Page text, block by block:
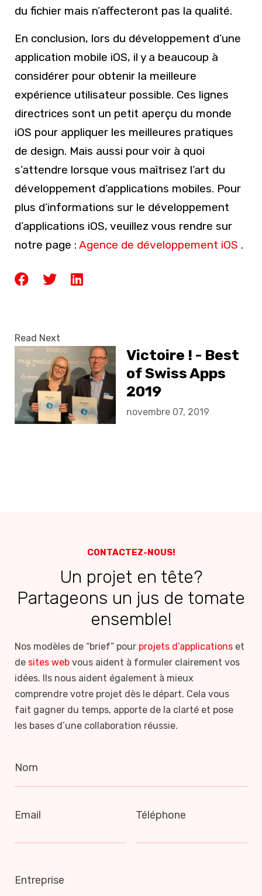
du fichier mais n’affecteront pas la qualité.
En conclusion, lors du développement d’une
application mobile iOS, il y a beaucoup à
considérer pour obtenir la meilleure
expérience utilisateur possible. Ces lignes
directrices sont un petit aperçu du monde
iOS pour appliquer les meilleures pratiques
de design. Mais aussi pour voir à quoi
s’attendre lorsque vous maîtrisez l’art du
développement d’applications mobiles. Pour
plus d’informations sur le développement
d’applications iOS, veuillez vous rendre sur
notre page : Agence de développement iOS .
Read Next
Victoire ! - Best
of Swiss Apps
2019
novembre 07, 2019
CONTACTEZ-NOUS!
Un projet en tête?
Partageons un jus de tomate
ensemble!
Nos modèles de “brief” pour projets d’applications et
de sites web vous aident à formuler clairement vos
idées. Ils nous aident également à mieux
comprendre votre projet dès le départ. Cela vous
fait gagner du temps, apporte de la clarté et pose
les bases d’une collaboration réussie.
Nom
Email Téléphone
Entreprise